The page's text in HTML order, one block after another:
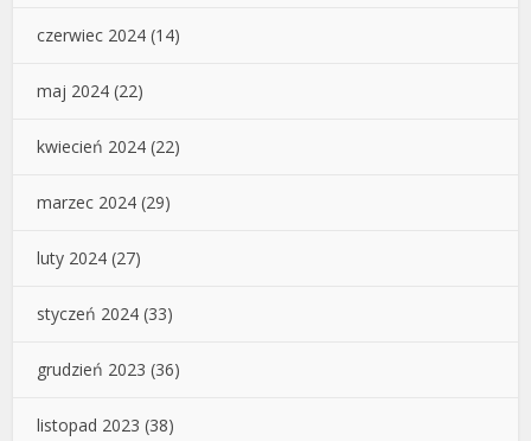
czerwiec 2024 (14)
maj 2024 (22)
kwiecień 2024 (22)
marzec 2024 (29)
luty 2024 (27)
styczeń 2024 (33)
grudzień 2023 (36)
listopad 2023 (38)